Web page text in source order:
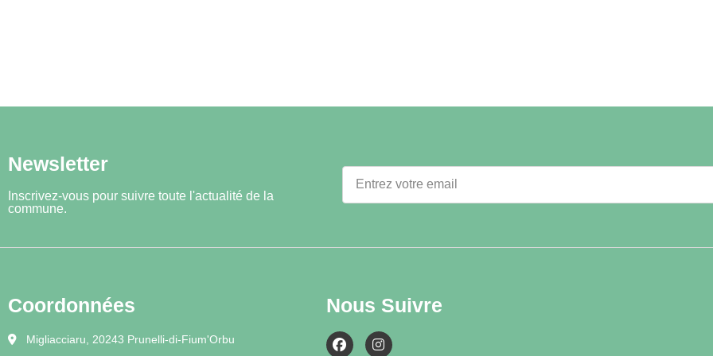
Newsletter
Inscrivez-vous pour suivre toute l'actualité de la
commune.
Coordonnées
Migliacciaru, 20243 Prunelli-di-Fium'Orbu
Nous Suivre